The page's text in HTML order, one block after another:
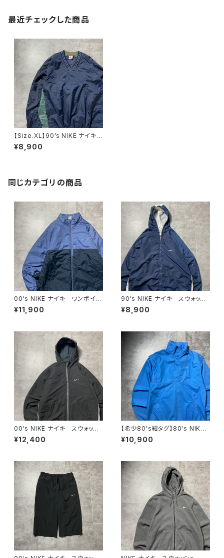
最近チェックした商品
【Size.XL】90’s NIKE ナイキ
スウォッシュ 刺繍センターロ
ゴ ラインリブ ナイロンプルオ
¥8,900
同じカテゴリの商品
00's NIKE ナイキ ワンポイン
ト ラベルロゴ バイカラー
中綿 ナイロンジャケット
¥11,900
90's NIKE ナイキ スウォッシ
ュ 両面刺繍 ネイビー フー
ド ナイロンジャケット
¥8,900
00's NIKE ナイキ スウォッシ
ュ 刺繍ワンポイント フード
刺繍 ドローコード ブラッ
¥12,400
【希少80's紺タグ】80's NIKE
ナイキ 紺タグ スウォッシュ
刺繍ワンポイント スタンドカラ
¥10,900